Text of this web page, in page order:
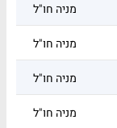
מניה חו"ל
מניה חו"ל
מניה חו"ל
מניה חו"ל